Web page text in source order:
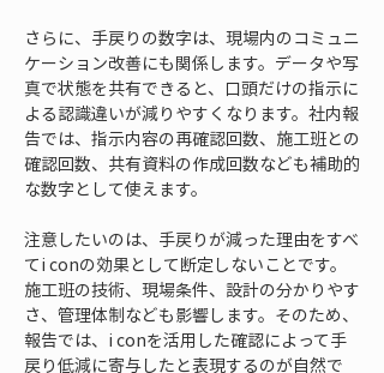
さらに、手戻りの数字は、現場内のコミュニ
ケーション改善にも関係します。データや写
真で状態を共有できると、口頭だけの指示に
よる認識違いが減りやすくなります。社内報
告では、指示内容の再確認回数、施工班との
確認回数、共有資料の作成回数なども補助的
な数字として使えます。
注意したいのは、手戻りが減った理由をすべ
てi conの効果として断定しないことです。
施工班の技術、現場条件、設計の分かりやす
さ、管理体制なども影響します。そのため、
報告では、i conを活用した確認によって手
戻り低減に寄与したと表現するのが自然で